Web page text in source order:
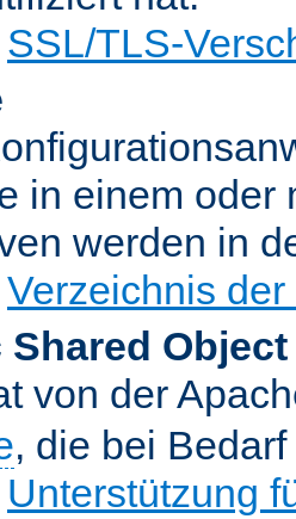
SSL/TLS-
in einem oder
werden in
Verzeichnis
Shared Object
von der
, die bei
Unterstützung